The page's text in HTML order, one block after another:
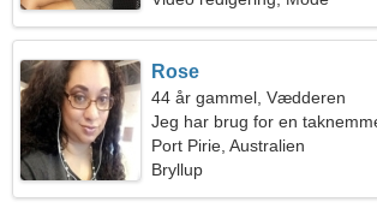
Rose
44 år gammel, Vædderen
Jeg har brug for en
danse sammen
Port Pirie, Australien
Bryllup